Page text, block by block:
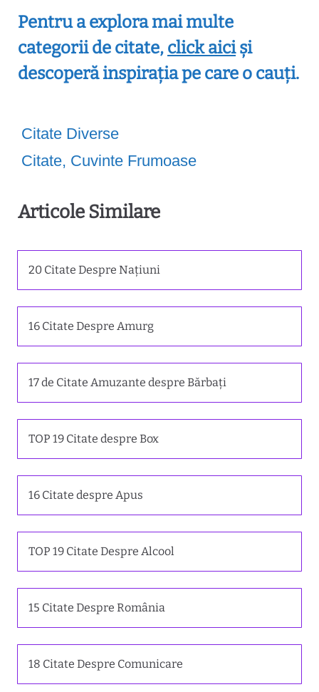
Pentru a explora mai multe
categorii de citate, click aiciși
descoperă inspirația pe care o cauți.
Citate Diverse
Citate, Cuvinte Frumoase
Articole Similare
20 Citate Despre Națiuni
16 Citate Despre Amurg
17 de Citate Amuzante despre Bărbați
TOP 19 Citate despre Box
16 Citate despre Apus
TOP 19 Citate Despre Alcool
15 Citate Despre România
18 Citate Despre Comunicare